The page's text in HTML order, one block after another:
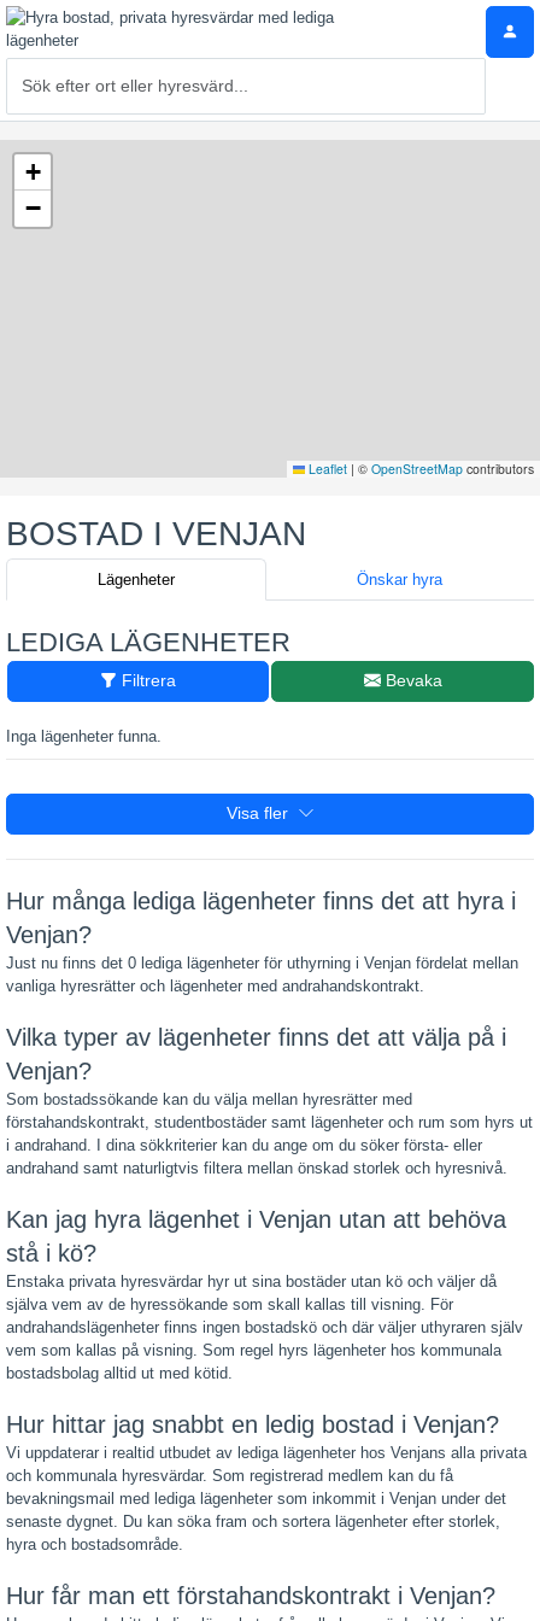
+
−
Leaflet | © OpenStreetMap contributors
BOSTAD I VENJAN
Lägenheter Önskar hyra
LEDIGA LÄGENHETER
Filtrera Bevaka
Inga lägenheter funna.
Visa fler
Hur många lediga lägenheter finns det att hyra i
Venjan?
Just nu finns det 0 lediga lägenheter för uthyrning i Venjan fördelat mellan
vanliga hyresrätter och lägenheter med andrahandskontrakt.
Vilka typer av lägenheter finns det att välja på i
Venjan?
Som bostadssökande kan du välja mellan hyresrätter med
förstahandskontrakt, studentbostäder samt lägenheter och rum som hyrs ut
i andrahand. I dina sökkriterier kan du ange om du söker första- eller
andrahand samt naturligtvis filtera mellan önskad storlek och hyresnivå.
Kan jag hyra lägenhet i Venjan utan att behöva
stå i kö?
Enstaka privata hyresvärdar hyr ut sina bostäder utan kö och väljer då
själva vem av de hyressökande som skall kallas till visning. För
andrahandslägenheter finns ingen bostadskö och där väljer uthyraren själv
vem som kallas på visning. Som regel hyrs lägenheter hos kommunala
bostadsbolag alltid ut med kötid.
Hur hittar jag snabbt en ledig bostad i Venjan?
Vi uppdaterar i realtid utbudet av lediga lägenheter hos Venjans alla privata
och kommunala hyresvärdar. Som registrerad medlem kan du få
bevakningsmail med lediga lägenheter som inkommit i Venjan under det
senaste dygnet. Du kan söka fram och sortera lägenheter efter storlek,
hyra och bostadsområde.
Hur får man ett förstahandskontrakt i Venjan?